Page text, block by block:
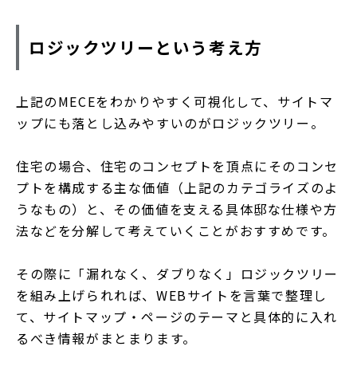
ロジックツリーという考え方
上記のMECEをわかりやすく可視化して、サイトマ
ップにも落とし込みやすいのがロジックツリー。
住宅の場合、住宅のコンセプトを頂点にそのコンセ
プトを構成する主な価値（上記のカテゴライズのよ
うなもの）と、その価値を支える具体邸な仕様や方
法などを分解して考えていくことがおすすめです。
その際に「漏れなく、ダブりなく」ロジックツリー
を組み上げられれば、WEBサイトを言葉で整理し
て、サイトマップ・ページのテーマと具体的に入れ
るべき情報がまとまります。